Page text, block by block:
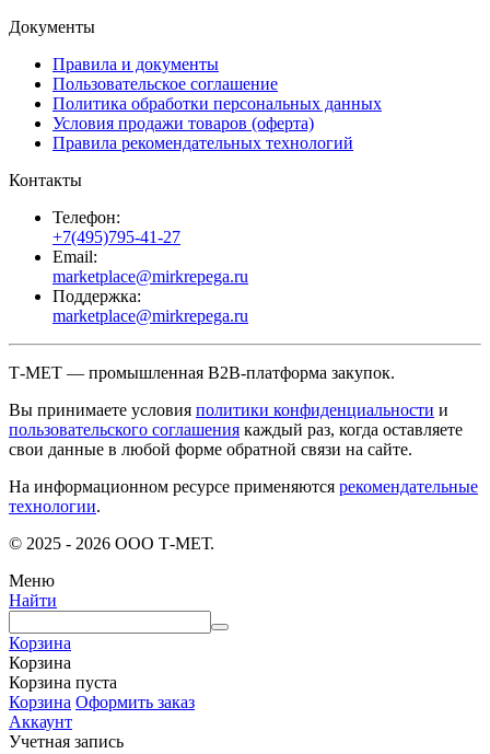
Документы
Правила и документы
Пользовательское соглашение
Политика обработки персональных данных
Условия продажи товаров (оферта)
Правила рекомендательных технологий
Контакты
Телефон:
+7(495)795-41-27
Email:
marketplace@mirkrepega.ru
Поддержка:
marketplace@mirkrepega.ru
Т-МЕТ — промышленная B2B-платформа закупок.
Вы принимаете условия политики конфиденциальности и
пользовательского соглашения каждый раз, когда оставляете
свои данные в любой форме обратной связи на сайте.
На информационном ресурсе применяются рекомендательные
технологии.
© 2025 - 2026 ООО Т-МЕТ.
Меню
Найти
Корзина
Корзина
Корзина пуста
Корзина Оформить заказ
Аккаунт
Учетная запись